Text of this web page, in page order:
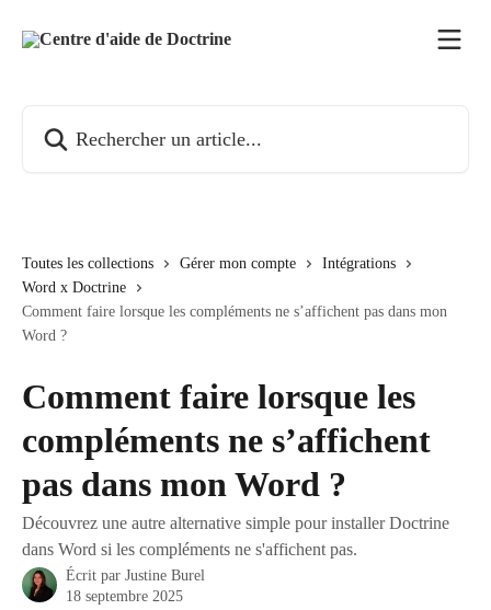
Toutes les collections Gérer mon compte
Intégrations
Word x Doctrine
Comment faire lorsque les compléments ne s’affichent pas dans mon
Word ?
Comment faire lorsque les
compléments ne s’affichent
pas dans mon Word ?
Découvrez une autre alternative simple pour installer Doctrine
dans Word si les compléments ne s'affichent pas.
Écrit par Justine Burel
18 septembre 2025